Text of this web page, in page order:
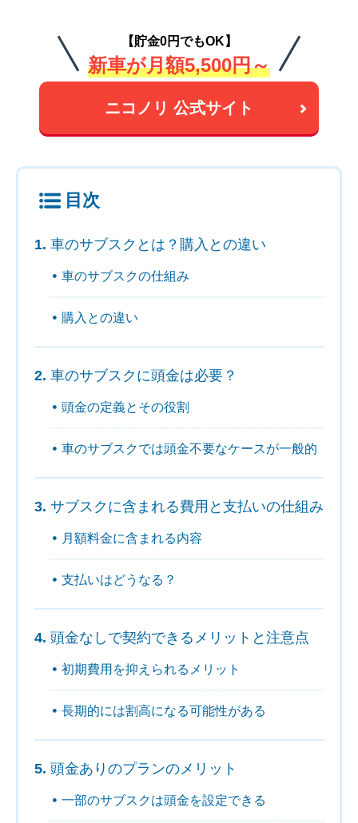
【貯金0円でもOK】
新車が月額5,500円～
ニコノリ 公式サイト
目次
車のサブスクとは？購入との違い
車のサブスクの仕組み
購入との違い
車のサブスクに頭金は必要？
頭金の定義とその役割
車のサブスクでは頭金不要なケースが一般的
サブスクに含まれる費用と支払いの仕組み
月額料金に含まれる内容
支払いはどうなる？
頭金なしで契約できるメリットと注意点
初期費用を抑えられるメリット
長期的には割高になる可能性がある
頭金ありのプランのメリット
一部のサブスクは頭金を設定できる